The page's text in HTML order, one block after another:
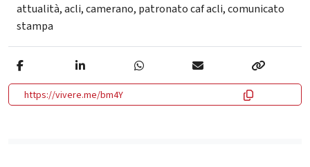
attualità,acli,camerano, patronato caf acli,comunicato
stampa
https://vivere.me/bm4Y